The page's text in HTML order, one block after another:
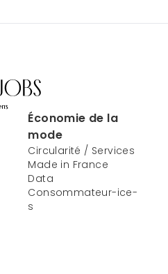
Économie de la
mode
Circularité / Services
Made in France
Data
Consommateur-ice-
s